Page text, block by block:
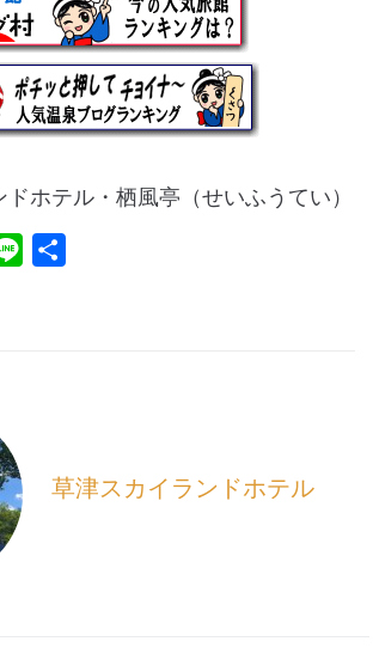
ホテル・栖風亭（せいふうてい）
草津スカイランドホテル